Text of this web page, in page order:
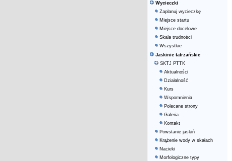
Wycieczki
Zaplanuj wycieczkę
Miejsce startu
Miejsce docelowe
Skala trudności
Wszystkie
Jaskinie tatrzańskie
SKTJ PTTK
Aktualności
Działalność
Kurs
Wspomnienia
Polecane strony
Galeria
Kontakt
Powstanie jaskiń
Krążenie wody w skałach
Nacieki
Morfologiczne typy